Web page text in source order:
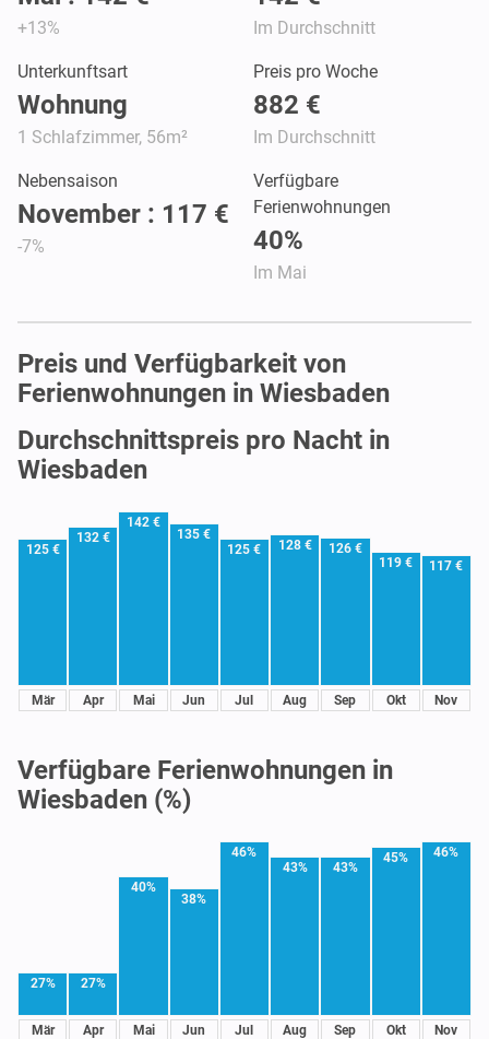
+13% Im Durchschnitt
Unterkunftsart
Wohnung
1 Schlafzimmer, 56m²
Preis pro Woche
882 €
Im Durchschnitt
Nebensaison
November : 117 €
-7%
Verfügbare
Ferienwohnungen
40%
Im Mai
Preis und Verfügbarkeit von
Ferienwohnungen in Wiesbaden
Durchschnittspreis pro Nacht in
Wiesbaden
125 €
Mär
132 €
Apr
142 €
Mai
135 €
Jun
125 €
Jul
128 €
Aug
126 €
Sep
119 €
Okt
117 €
Nov
Verfügbare Ferienwohnungen in
Wiesbaden (%)
27%
Mär
27%
Apr
40%
Mai
38%
Jun
46%
Jul
43%
Aug
43%
Sep
45%
Okt
46%
Nov